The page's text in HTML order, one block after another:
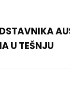
U TEŠNJU